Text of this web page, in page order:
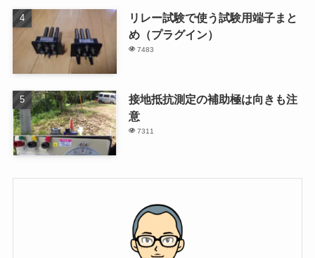
リレー試験で使う試験用端子まと
め（プラグイン）
7483
接地抵抗測定の補助極は向きも注
意
7311